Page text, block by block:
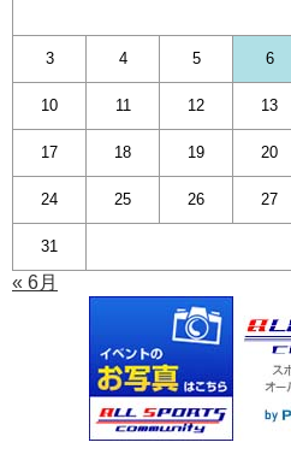
3 4 5 6
10 11 12 13
17 18 19 20
24 25 26 27
31
« 6月